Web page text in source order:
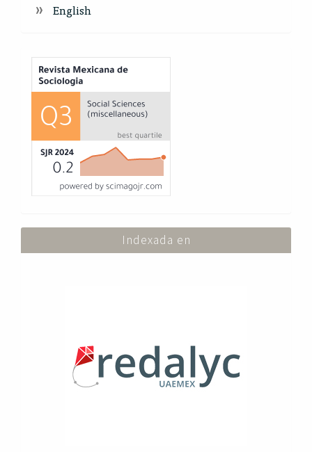
English
Index
Indexada en